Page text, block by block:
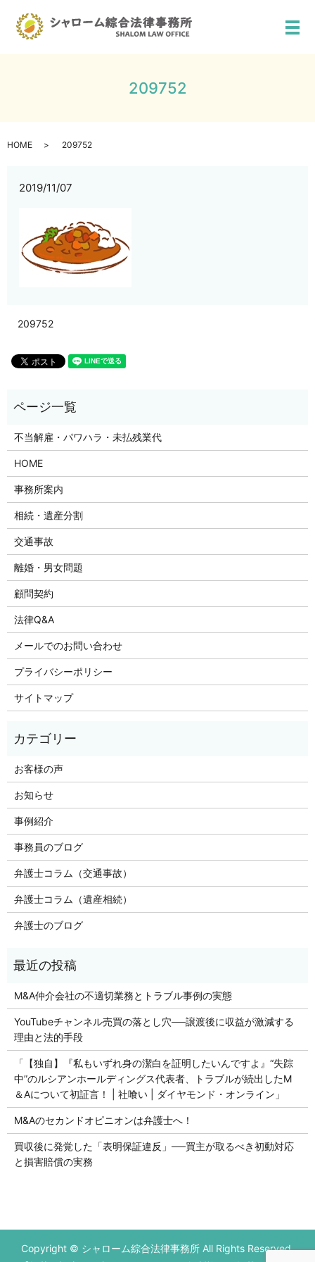
メ
209752
HOME 209752
2019/11/07
209752
不当解雇・パワハラ・未払残業代
HOME
事務所案内
相続・遺産分割
交通事故
離婚・男女問題
顧問契約
法律Q&A
メールでのお問い合わせ
プライバシーポリシー
サイトマップ
お客様の声
お知らせ
事例紹介
事務員のブログ
弁護士コラム（交通事故）
弁護士コラム（遺産相続）
弁護士のブログ
M&A仲介会社の不適切業務とトラブル事例の実態
YouTubeチャンネル売買の落とし穴──譲渡後に収益が激減する
理由と法的手段
「【独自】『私もいずれ身の潔白を証明したいんですよ』“失踪
中”のルシアンホールディングス代表者、トラブルが続出したM
＆Aについて初証言！ | 社喰い | ダイヤモンド・オンライン」
M&Aのセカンドオピニオンは弁護士へ！
買収後に発覚した「表明保証違反」──買主が取るべき初動対応
と損害賠償の実務
初回の法律相談無料です。
営業時間 平日9：00～17：00
Copyright © シャローム綜合法律事務所 All Rights Reserved.